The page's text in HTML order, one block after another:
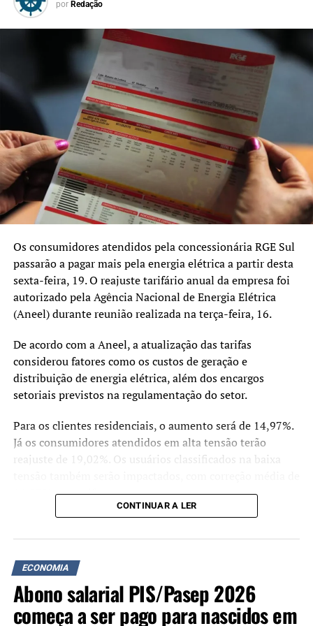
Todos os cidadãos inscritos no programa que informam o
CPF na emissão de notas fiscais participam
automaticamente dos sorteios mensais. Conforme as
regras do NFG, o prazo para resgate é de 90 dias após a
homologação do resultado. No caso do sorteio 161, a
homologação ocorreu em 24 de março.
por Redação
Os consumidores atendidos pela concessionária RGE Sul
passarão a pagar mais pela energia elétrica a partir desta
sexta-feira, 19. O reajuste tarifário anual da empresa foi
autorizado pela Agência Nacional de Energia Elétrica
(Aneel) durante reunião realizada na terça-feira, 16.
De acordo com a Aneel, a atualização das tarifas
considerou fatores como os custos de geração e
distribuição de energia elétrica, além dos encargos
setoriais previstos na regulamentação do setor.
Para os clientes residenciais, o aumento será de 14,97%.
Já os consumidores atendidos em alta tensão terão
reajuste de 19,02%. Os usuários classificados na baixa
14,93% nas tarifas.
A RGE Sul é responsável pelo fornecimento de energia
para aproximadamente 3,19 milhões de unidades
consumidoras em diversas regiões do Rio Grande do Sul.
Segundo a Aneel, parte significativa do reajuste está
relacionada à recomposição tarifária iniciada após a
calamidade pública que atingiu o Rio Grande do Sul em
CONTINUAR A LER
ECONOMIA
Abono salarial PIS/Pasep 2026
começa a ser pago para nascidos em